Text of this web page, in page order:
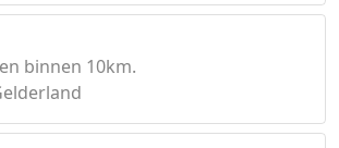
binnen 10km.